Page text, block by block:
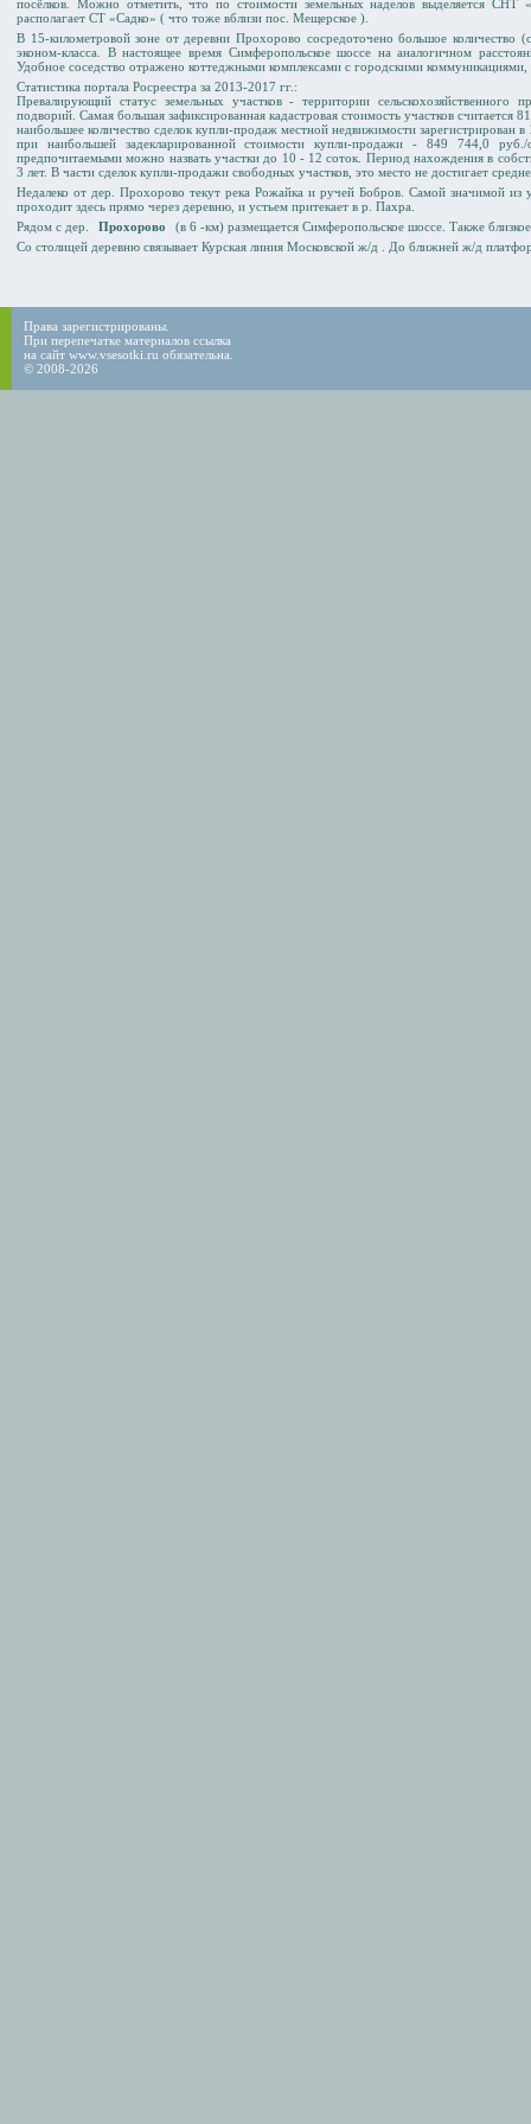
посёлков. Можно отметить, что по стоимости земельных наделов выделяется
располагает СТ «Садко» ( что тоже вблизи пос. Мещерское ).
В 15-километровой зоне от деревни Прохорово сосредоточено большое количество
эконом-класса. В настоящее время Симферопольское шоссе на аналогичном
Удобное соседство отражено коттеджными комплексами с городскими
Статистика портала Росреестра за 2013-2017 гг.:
Превалирующий статус земельных участков - территории сельскохозяйственного
подворий. Самая большая зафиксированная кадастровая стоимость участков
наибольшее количество сделок купли-продаж местной недвижимости зарегистрирован
при наибольшей задекларированной стоимости купли-продажи - 849 744,0
предпочитаемыми можно назвать участки до 10 - 12 соток. Период нахождения в
3 лет. В части сделок купли-продажи свободных участков, это место не достигает
Недалеко от дер. Прохорово текут река Рожайка и ручей Бобров. Cамой значимой из
проходит здесь прямо через деревню, и устьем притекает в р. Пахра.
Рядом с дер.
Прохорово
(в 6 -км) размещается Симферопольское шоссе. Также
Со столицей деревню связывает Курская линия Московской ж/д . До ближней ж/д
Права зарегистрированы.
При перепечатке материалов ссылка
на сайт www.vsesotki.ru обязательна.
© 2008-2026